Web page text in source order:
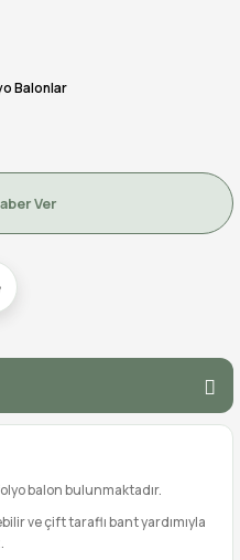
Balonlar
Ver
balon bulunmaktadır.
ve çift taraflı bant yardımıyla